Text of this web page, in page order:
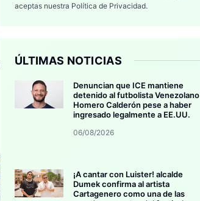
aceptas nuestra Política de Privacidad.
ÚLTIMAS NOTICIAS
Denuncian que ICE mantiene
detenido al futbolista Venezolano
Homero Calderón pese a haber
ingresado legalmente a EE.UU.
06/08/2026
¡A cantar con Luister! alcalde
Dumek confirma al artista
Cartagenero como una de las